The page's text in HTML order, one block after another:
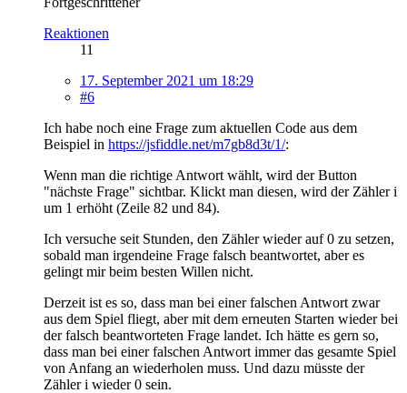
Reaktionen
11
17. September 2021 um 18:29
#6
Ich habe noch eine Frage zum aktuellen Code aus dem
Beispiel in https://jsfiddle.net/m7gb8d3t/1/:
Wenn man die richtige Antwort wählt, wird der Button
"nächste Frage" sichtbar. Klickt man diesen, wird der Zähler i
um 1 erhöht (Zeile 82 und 84).
Ich versuche seit Stunden, den Zähler wieder auf 0 zu setzen,
sobald man irgendeine Frage falsch beantwortet, aber es
gelingt mir beim besten Willen nicht.
Derzeit ist es so, dass man bei einer falschen Antwort zwar
aus dem Spiel fliegt, aber mit dem erneuten Starten wieder bei
der falsch beantworteten Frage landet. Ich hätte es gern so,
dass man bei einer falschen Antwort immer das gesamte Spiel
von Anfang an wiederholen muss. Und dazu müsste der
Zähler i wieder 0 sein.